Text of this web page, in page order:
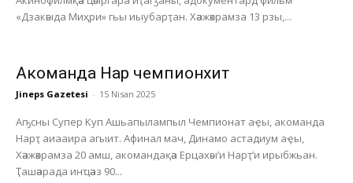
«Дзакәыда Миҳри» гьы иыубарҭан. Хәажәкрамза 13 рзы,...
Акоманда Нарҭ чемпионхит
Jineps Gazetesi - 15 Nisan 2025
Аҧсны Супер Куп Ашьапылампыл Чемпионат аҿы, акоманда
Нарҭ аиааира агыит. Афинал мач, Динамо астадиум аҿы,
Хәажәкрамза 20 амш, акомандақәа Ерцахәы’и Нарҭ’и ирыбжьан.
Ҭашәарада инҵәаз 90...